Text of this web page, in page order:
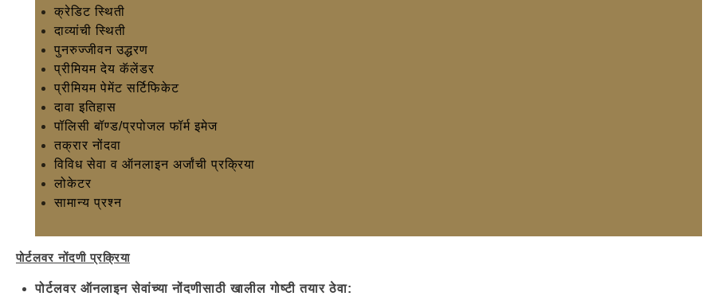
क्रेडिट स्थिती
दाव्यांची स्थिती
पुनरुज्जीवन उद्धरण
प्रीमियम देय कॅलेंडर
प्रीमियम पेमेंट सर्टिफिकेट
दावा इतिहास
पॉलिसी बॉण्ड/प्रपोजल फॉर्म इमेज
तक्रार नोंदवा
विविध सेवा व ऑनलाइन अर्जांची प्रक्रिया
लोकेटर
सामान्य प्रश्न
पोर्टलवर नोंदणी प्रक्रिया
पोर्टलवर ऑनलाइन सेवांच्या नोंदणीसाठी खालील गोष्टी तयार ठेवा: